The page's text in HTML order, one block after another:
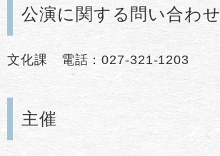
公演に関する問い合わせ
文化課 電話：027-321-1203
主催